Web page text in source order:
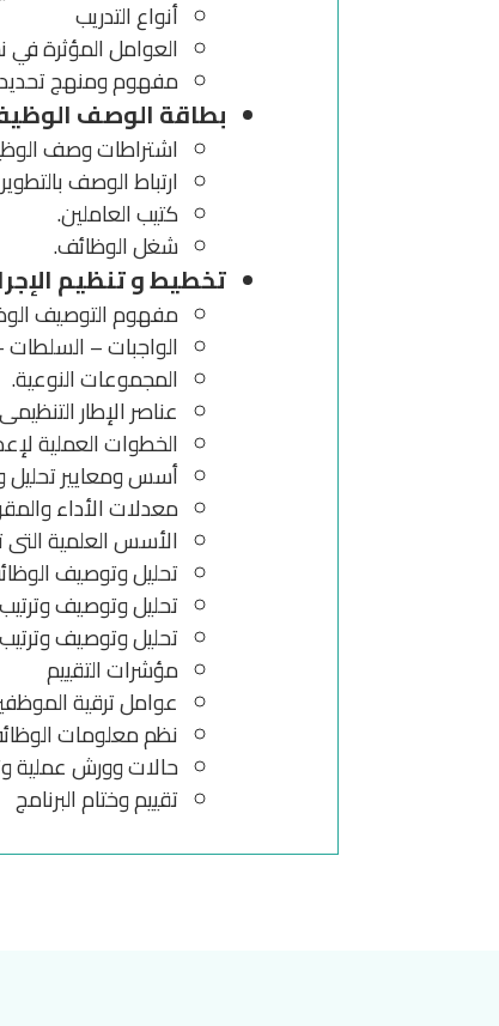
أنواع التدريب
العوامل المؤثرة في
مفهوم ومنهج تحديد
بطاقة الوصف
اشتراطات وصف
ارتباط الوصف
كتيب العاملين.
شغل الوظائف.
تخطيط و تنظيم
مفهوم التوصيف
الواجبات –
المجموعات النوعية.
عناصر الإطار
الخطوات العملية
أسس ومعايير
معدلات الأداء
الأسس العلمية
تحليل وتوصيف
تحليل وتوصيف
تحليل وتوصيف
مؤشرات التقييم
عوامل ترقية
نظم معلومات
حالات وورش عملية
تقييم وختام البرنامج